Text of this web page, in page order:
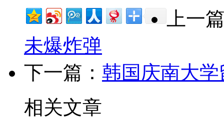
上一
未爆炸弹
下一篇： 韩国庆南大
相关文章